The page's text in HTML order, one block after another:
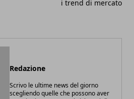
i trend di mercato
Redazione
Scrivo le ultime news del giorno
scegliendo quelle che possono aver